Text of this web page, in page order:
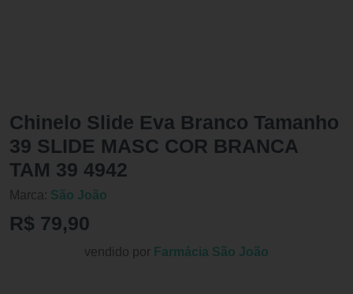
Chinelo Slide Eva Branco Tamanho
39 SLIDE MASC COR BRANCA
TAM 39 4942
Marca: São João
R$ 79,90
vendido por Farmácia São João